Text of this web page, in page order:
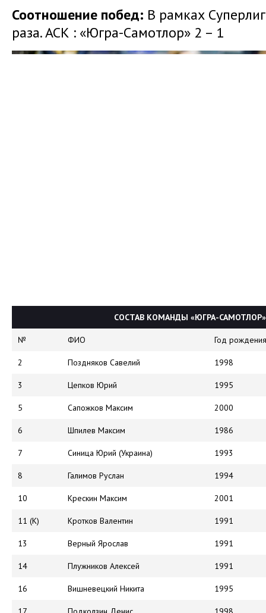
Соотношение побед: В рамках
раза. АСК : «Югра-Самотлор» 2 – 1
СОСТАВ КОМАНДЫ «ЮГРА-
№ ФИО Год рождения
2 Поздняков Савелий 1998
3 Цепков Юрий 1995
5 Сапожков Максим 2000
6 Шпилев Максим 1986
7 Синица Юрий (Украина) 1993
8 Галимов Руслан 1994
10 Крескин Максим 2001
11 (К) Кротков Валентин 1991
13 Верный Ярослав 1991
14 Плужников Алексей 1991
16 Вишневецкий Никита 1995